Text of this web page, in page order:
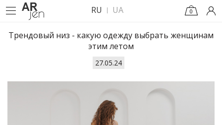
RU UA 0
Трендовый низ - какую одежду выбрать женщинам
этим летом
27.05.24